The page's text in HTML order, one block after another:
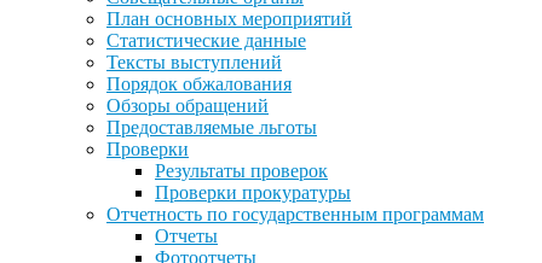
План основных мероприятий
Статистические данные
Тексты выступлений
Порядок обжалования
Обзоры обращений
Предоставляемые льготы
Проверки
Результаты проверок
Проверки прокуратуры
Отчетность по государственным программам
Отчеты
Фотоотчеты